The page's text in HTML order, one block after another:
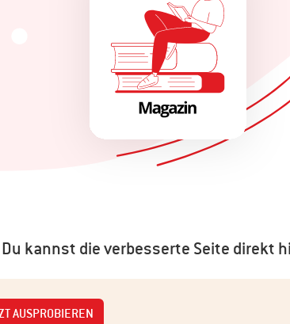
Du kannst die verbesserte Seite direkt
AUSPROBIEREN